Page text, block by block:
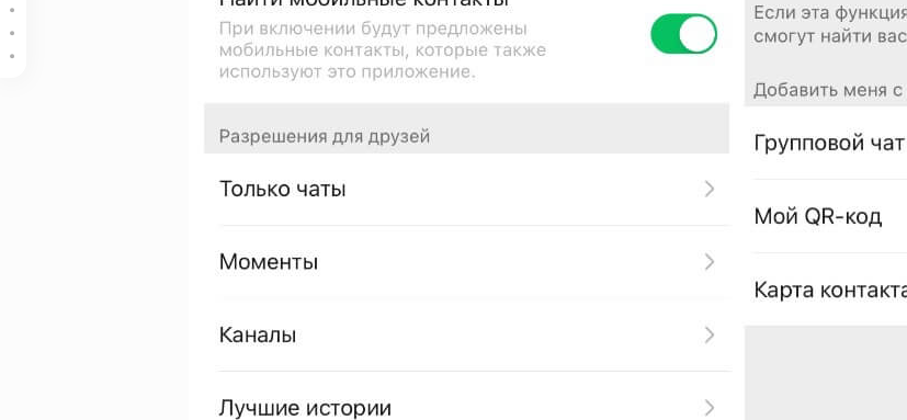
Веб-версия WeChat для компьютера (Windows и Mac)
Регистрация 2 аккаунтов на 1 телефонный номер – отделите личное от рабочего